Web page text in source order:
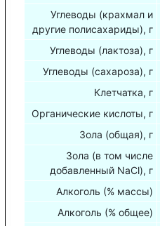
Углеводы (крахмал и
другие полисахариды), г
Углеводы (лактоза), г
Углеводы (сахароза), г
Клетчатка, г
Органические кислоты, г
Зола (общая), г
Зола (в том числе
добавленный NaCl), г
Алкоголь (% массы)
Алкоголь (% общее)